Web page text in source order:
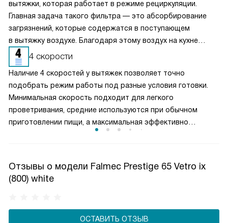
вытяжки, которая работает в режиме рециркуляции.
Главная задача такого фильтра — это абсорбирование
загрязнений, которые содержатся в поступающем
в вытяжку воздухе. Благодаря этому воздух на кухне
очищается более качественно. Угольные фильтры
необходимо часто заменять — примерно раз в три-
четыре месяца.
4 скорости
Наличие 4 скоростей у вытяжек позволяет точно
подобрать режим работы под разные условия готовки.
Минимальная скорость подходит для легкого
проветривания, средние используются при обычном
приготовлении пищи, а максимальная эффективно
может гибко управлять мощностью вытяжки, снижая
энергопотребление и продлевая срок службы двигателя,
Отзывы о модели Falmec Prestige 65 Vetro ix
(800) white
ОСТАВИТЬ ОТЗЫВ